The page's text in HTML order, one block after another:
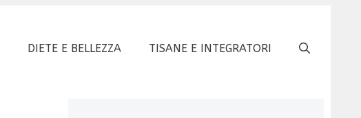
DIETE E BELLEZZA TISANE E INTEGRATORI